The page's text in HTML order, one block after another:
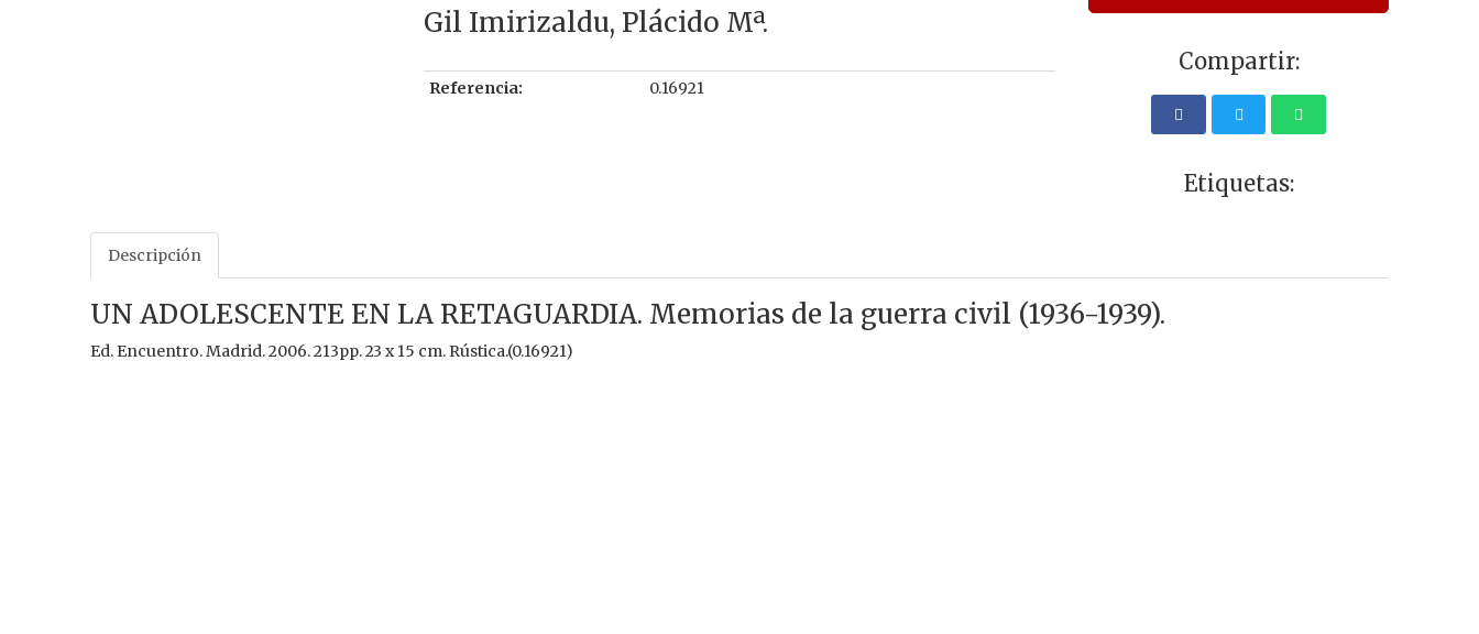
Gil Imirizaldu, Plácido Mª.
Referencia: 0.16921
Compartir:
Etiquetas:
Descripción
UN ADOLESCENTE EN LA RETAGUARDIA. Memorias de la guerra civil (1936-1939).
Ed. Encuentro. Madrid. 2006. 213pp. 23 x 15 cm. Rústica.(0.16921)